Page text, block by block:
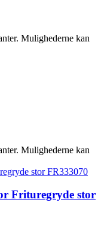
Mulighederne kan
Mulighederne kan
Frituregryde stor